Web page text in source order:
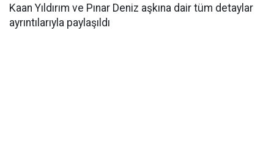
Kaan Yıldırım ve Pınar Deniz aşkına dair tüm detaylar
ayrıntılarıyla paylaşıldı